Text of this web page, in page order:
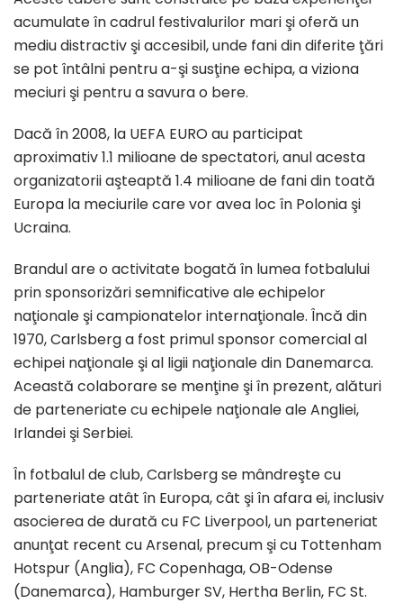
acumulate în cadrul festivalurilor mari şi oferă un
mediu distractiv şi accesibil, unde fani din diferite ţări
se pot întâlni pentru a-şi susţine echipa, a viziona
meciuri şi pentru a savura o bere.
Dacă în 2008, la UEFA EURO au participat
aproximativ 1.1 milioane de spectatori, anul acesta
organizatorii aşteaptă 1.4 milioane de fani din toată
Europa la meciurile care vor avea loc în Polonia şi
Ucraina.
Brandul are o activitate bogată în lumea fotbalului
prin sponsorizări semnificative ale echipelor
naţionale şi campionatelor internaţionale. Încă din
1970, Carlsberg a fost primul sponsor comercial al
echipei naţionale şi al ligii naţionale din Danemarca.
Această colaborare se menţine şi în prezent, alături
de parteneriate cu echipele naţionale ale Angliei,
Irlandei şi Serbiei.
În fotbalul de club, Carlsberg se mândreşte cu
parteneriate atât în Europa, cât şi în afara ei, inclusiv
asocierea de durată cu FC Liverpool, un parteneriat
anunţat recent cu Arsenal, precum şi cu Tottenham
Hotspur (Anglia), FC Copenhaga, OB-Odense
(Danemarca), Hamburger SV, Hertha Berlin, FC St.